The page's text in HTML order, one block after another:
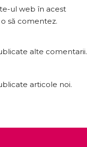
ul web în acest
să comentez.
alte comentarii.
articole noi.